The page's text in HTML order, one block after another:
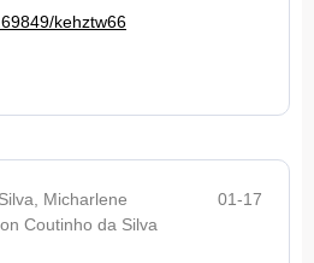
kehztw66
Micharlene
Coutinho da Silva
01-17